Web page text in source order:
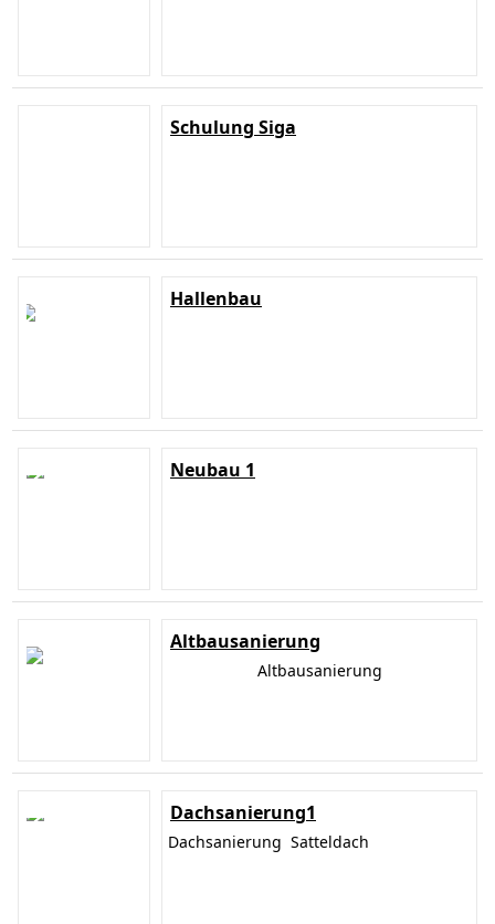
Schulung Siga
Hallenbau
Neubau 1
Altbausanierung
Altbausanierung
Dachsanierung1
Dachsanierung Satteldach